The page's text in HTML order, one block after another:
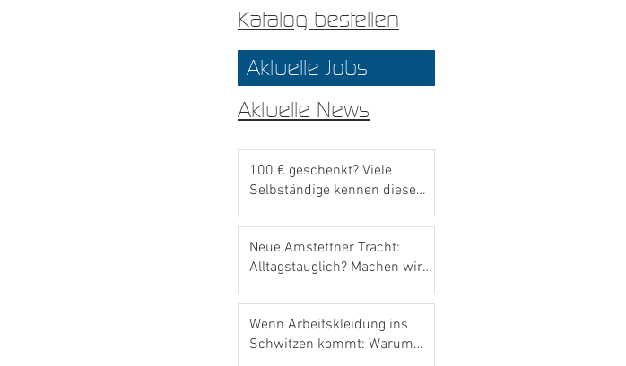
Katalog bestellen
Aktuelle Jobs
Aktuelle News
100 € geschenkt? Viele
Selbständige kennen diese
Neue Amstettner Tracht:
Alltagstauglich? Machen wir
Wenn Arbeitskleidung ins
Schwitzen kommt: Warum